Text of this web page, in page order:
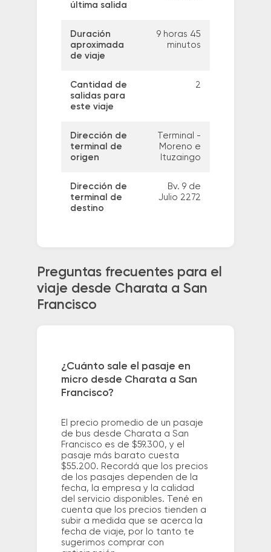
última salida
Duración
aproximada
de viaje
9 horas 45
minutos
Cantidad de
salidas para
este viaje
2
Dirección de
terminal de
origen
Terminal -
Moreno e
Ituzaingo
Dirección de
terminal de
destino
Bv. 9 de
Julio 2272
Preguntas frecuentes para el
viaje desde Charata a San
Francisco
¿Cuánto sale el pasaje en
micro desde Charata a San
Francisco?
El precio promedio de un pasaje
de bus desde Charata a San
Francisco es de $59.300, y el
pasaje más barato cuesta
$55.200. Recordá que los precios
de los pasajes dependen de la
fecha, la empresa y la calidad
del servicio disponibles. Tené en
cuenta que los precios tienden a
subir a medida que se acerca la
fecha de viaje, por lo tanto te
sugerimos comprar con